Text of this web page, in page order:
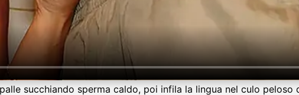
succhiando sperma caldo, poi infila la lingua nel culo peloso